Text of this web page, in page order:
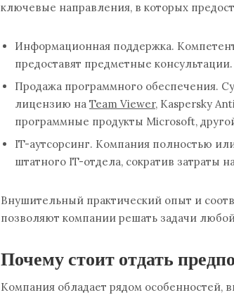
ключевые направления, в которых
Информационная поддержка.
предоставят предметные консультации.
Продажа программного обеспечения.
лицензию на Team Viewer, Kaspersky
программные продукты Microsoft,
IT-аутсорсинг. Компания полностью
штатного IT-отдела, сократив затраты
Внушительный практический опыт и
позволяют компании решать задачи
Почему стоит отдать
Компания обладает рядом особенностей,